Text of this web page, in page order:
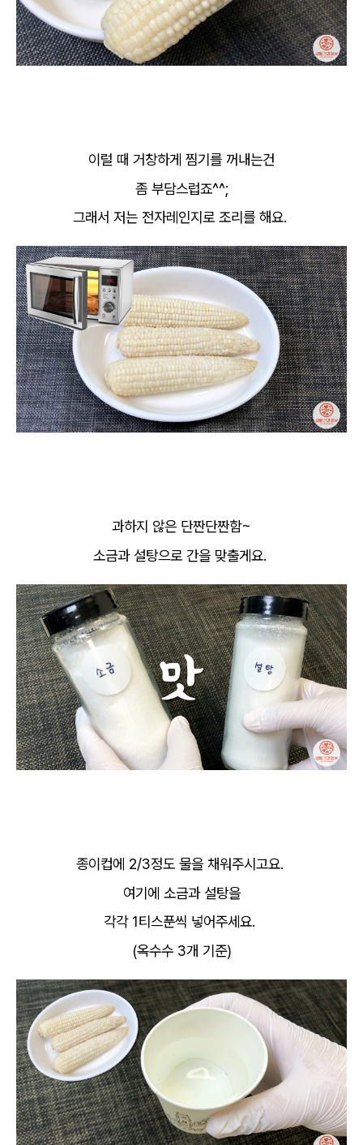
이럴 때 거창하게 찜기를 꺼내는건
좀 부담스럽죠^^;
그래서 저는 전자레인지로 조리를 해요.
과하지 않은 단짠단짠함~
소금과 설탕으로 간을 맞출게요.
종이컵에 2/3정도 물을 채워주시고요.
여기에 소금과 설탕을
각각 1티스푼씩 넣어주세요.
(옥수수 3개 기준)